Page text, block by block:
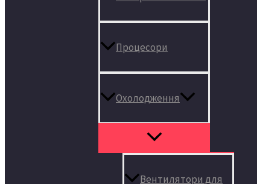
Процесори
Охолодження
Вентилятори для